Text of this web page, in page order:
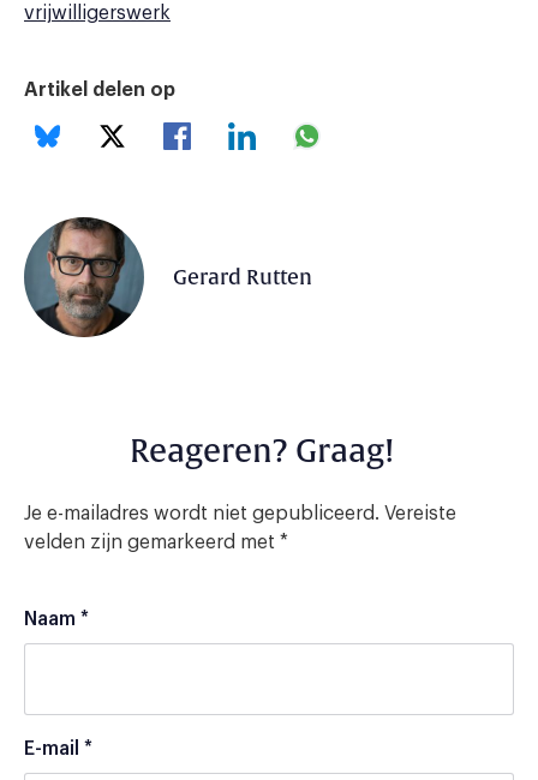
vrijwilligerswerk
Artikel delen op
Gerard Rutten
Reageren? Graag!
Je e-mailadres wordt niet gepubliceerd. Vereiste
velden zijn gemarkeerd met *
Naam *
E-mail *